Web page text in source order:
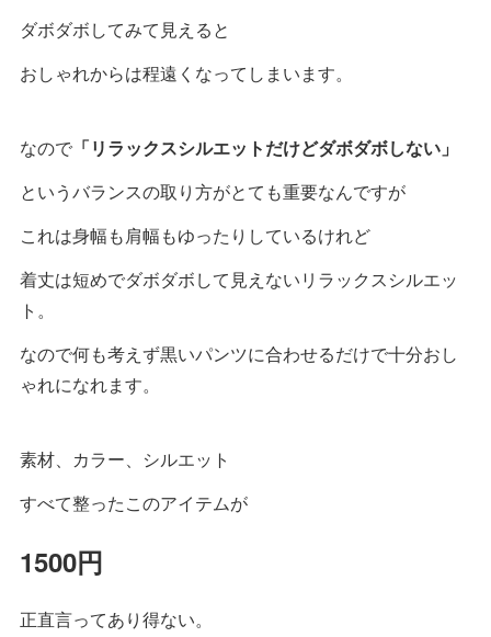
ダボダボしてみて見えると
おしゃれからは程遠くなってしまいます。
なので 「リラックスシルエットだけどダボダボしない」
というバランスの取り方がとても重要なんですが
これは身幅も肩幅もゆったりしているけれど
着丈は短めでダボダボして見えないリラックスシルエッ
ト。
なので何も考えず黒いパンツに合わせるだけで十分おし
ゃれになれます。
素材、カラー、シルエット
すべて整ったこのアイテムが
1500円
正直言ってあり得ない。